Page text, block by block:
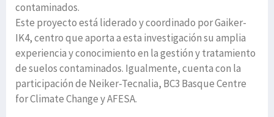
contaminados.
Este proyecto está liderado y coordinado por Gaiker-
IK4, centro que aporta a esta investigación su amplia
experiencia y conocimiento en la gestión y tratamiento
de suelos contaminados. Igualmente, cuenta con la
participación de Neiker-Tecnalia, BC3 Basque Centre
for Climate Change y AFESA.